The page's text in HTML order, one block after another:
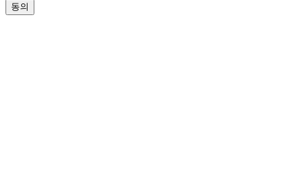
동의